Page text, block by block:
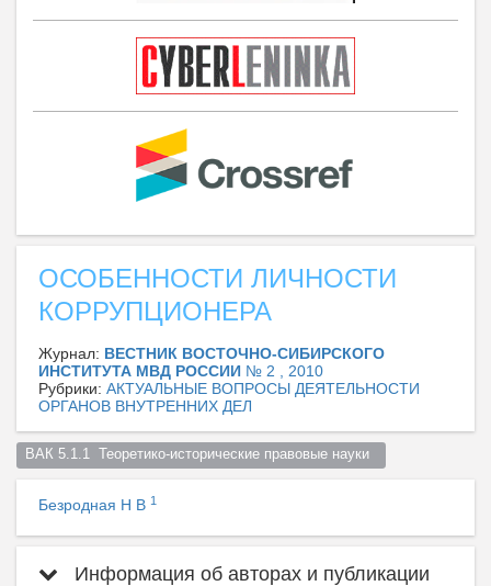
ОСОБЕННОСТИ ЛИЧНОСТИ
КОРРУПЦИОНЕРА
Журнал: ВЕСТНИК ВОСТОЧНО-СИБИРСКОГО
ИНСТИТУТА МВД РОССИИ № 2 , 2010
Рубрики: АКТУАЛЬНЫЕ ВОПРОСЫ ДЕЯТЕЛЬНОСТИ
ОРГАНОВ ВНУТРЕННИХ ДЕЛ
ВАК 5.1.1  Теоретико-исторические правовые науки
Безродная Н В 1
Информация об авторах и публикации